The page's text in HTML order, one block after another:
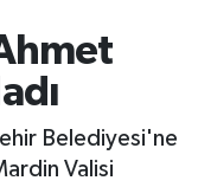
Belediyesi'ne
Valisi